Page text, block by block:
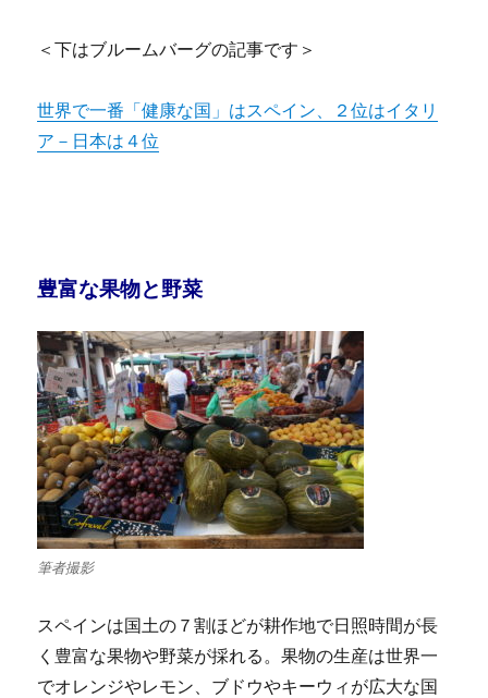
＜下はブルームバーグの記事です＞
世界で一番「健康な国」はスペイン、２位はイタリ
ア－日本は４位
豊富な果物と野菜
筆者撮影
スペインは国土の７割ほどが耕作地で日照時間が長
く豊富な果物や野菜が採れる。果物の生産は世界一
でオレンジやレモン、ブドウやキーウィが広大な国